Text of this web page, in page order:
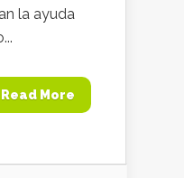
la ayuda
Read More